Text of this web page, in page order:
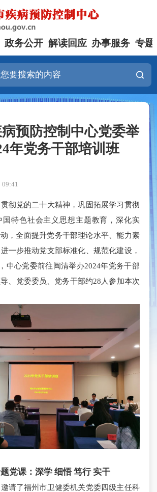
政务公开 解读回应 办事服务 专题
预防控制中心党委举
年党务干部培训班
党的二十大精神，巩固拓展学习贯彻
国特色社会主义思想主题教育，深化实
，全面提升党务干部理论水平、能力素
一步推动党支部标准化、规范化建设，
中心党委前往闽清举办2024年党务干部
、党委委员、党务干部约28人参加本次
党课：深学 细悟 笃行 实干
了福州市卫健委机关党委四级主任科